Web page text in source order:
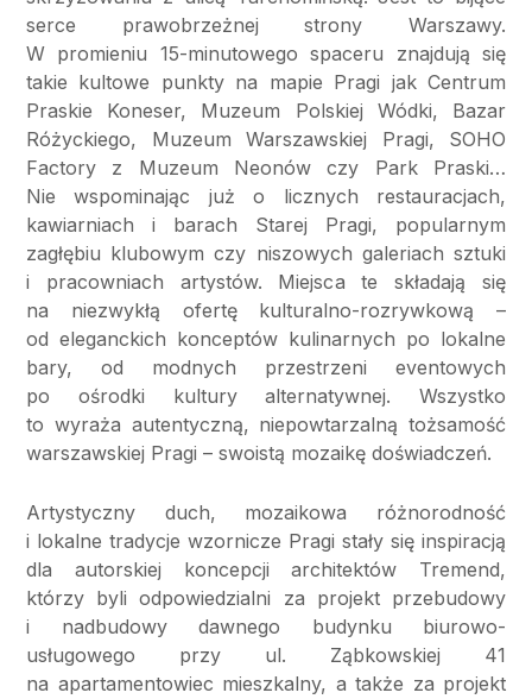
serce prawobrzeżnej strony Warszawy.
W promieniu 15-minutowego spaceru znajdują się
takie kultowe punkty na mapie Pragi jak Centrum
Praskie Koneser, Muzeum Polskiej Wódki, Bazar
Różyckiego, Muzeum Warszawskiej Pragi, SOHO
Factory z Muzeum Neonów czy Park Praski…
Nie wspominając już o licznych restauracjach,
kawiarniach i barach Starej Pragi, popularnym
zagłębiu klubowym czy niszowych galeriach sztuki
i pracowniach artystów. Miejsca te składają się
na niezwykłą ofertę kulturalno-rozrywkową –
od eleganckich konceptów kulinarnych po lokalne
bary, od modnych przestrzeni eventowych
po ośrodki kultury alternatywnej. Wszystko
to wyraża autentyczną, niepowtarzalną tożsamość
warszawskiej Pragi – swoistą mozaikę doświadczeń.
Artystyczny duch, mozaikowa różnorodność
i lokalne tradycje wzornicze Pragi stały się inspiracją
dla autorskiej koncepcji architektów Tremend,
którzy byli odpowiedzialni za projekt przebudowy
i nadbudowy dawnego budynku biurowo-
usługowego przy ul. Ząbkowskiej 41
na apartamentowiec mieszkalny, a także za projekt